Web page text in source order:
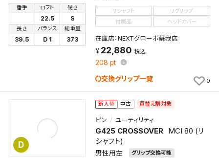
番手 ロフト
22.5
硬さ
S
長さ
39.5
バランス
D 1
総重量
373
リシャフト
リグリップ
付属品
ヘッドカバー
在庫店：NEXTグローボ蘇我店
22,880 税込
208 pt
交換グリップ一覧 0
D
新入荷 中古 買替え割対象
ピン ユーティリティ
G425 CROSSOVER
MCI 80 (リ
シャフト)
男性用左 グリップ交換可能